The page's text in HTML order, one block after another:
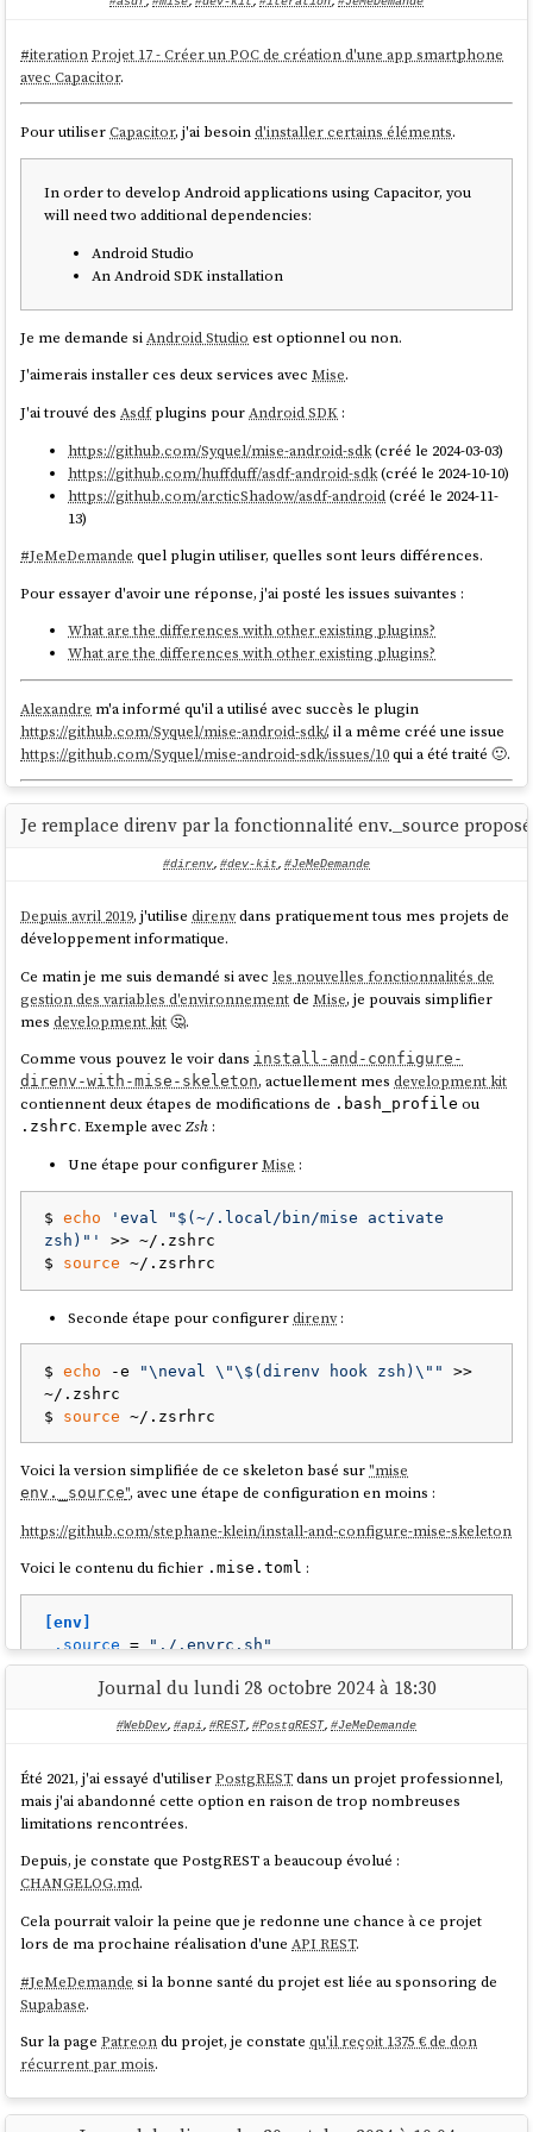
curl: (22) The requested URL returned error:
404
asdf-android: Could not download
ndlinetools-linux-1_latest.zip
mise ERROR failed to install android@1
~/.local/share/mise/plugins/android/bin/downlo
ad exited with non-zero status: exit code 1
mise ERROR Run with --verbose or
tool registry · Issue #6 · arcticShadow/asdf-android · GitHub
À ce moment précis, je me suis dit que je suis en train de tomber dans
unYak!.
Échec avechuffduff/asdf-android-sdk
Je retourne au projethttps://github.com/huffduff/asdf-android-sdk.
$ mise plugin add android-sdk
$ mise ls-remote android-sdk
2.1
J'ai consulté la pagehttps://github.com/AndroidSDKSources/android-
sdk-sources-list
et je ne comprends pas à quoi correspond la version
2.1🤔.
Ensuite, j'ai rencontré ces erreurs :
$ mise install android-sdk latest
mise ERROR latest not found in mise tool
$ mise install android-sdk 2.1
Warning: Errors during XML parse:
Warning: Additionally, the fallback loader
cp: impossible d'évaluer
'/home/stephane/.local/share/mise/downloads/an
droid-sdk/2.1/*': Aucun fichier ou dossier de
ce nom
mise ERROR
~/.local/share/mise/plugins/android-
cp: impossible d'
évaluer
'/home/stephane/.local/share/mise/downloads/an
droid-sdk/2.1/*' : Aucun fichier ou dossier de
ce nom
asdf-android-sdk: Expected
oid-sdk/2.1/cmdline-tools/2.1/bin/sdkmanager
to be executable.
asdf-android-sdk: An error occurred
installing android-sdk 2.1.
mise ERROR
~/.local/share/mise/plugins/android-
exit code 1
mise ERROR Run with --verbose or
Suite à cela, j'ai posté cette issue : "Add mise support? « mise ERROR
latest not found in mise tool registry »"
android-sdket j'installeyq:
https://github.com/Syquel/mise-android-sdk.git
mise plugin:android-sdk ✓
sdk.git#a44eb2b
$ mise ls-remote android-sdk
1.0
#iteration Projet 17 - Créer un POC de création d'une app smartphone
avec Capacitor.
Pour utiliserCapacitor, j'ai besoind'installer certains éléments.
In order to develop Android applications using Capacitor, you
will need two additional dependencies:
Android Studio
An Android SDK installation
Je me demande siAndroid Studio est optionnel ou non.
J'aimerais installer ces deux services avecMise.
J'ai trouvé desAsdfplugins pourAndroid SDK :
https://github.com/Syquel/mise-android-sdk(créé le 2024-03-03)
https://github.com/huffduff/asdf-android-sdk(créé le 2024-10-10)
https://github.com/arcticShadow/asdf-android(créé le 2024-11-
13)
#JeMeDemande quel plugin utiliser, quelles sont leurs différences.
Pour essayer d'avoir une réponse, j'ai posté les issues suivantes :
What are the differences with other existing plugins?
What are the differences with other existing plugins?
Alexandre m'a informé qu'il a utilisé avec succès le plugin
https://github.com/Syquel/mise-android-sdk/, il a même créé une issue
https://github.com/Syquel/mise-android-sdk/issues/10qui a été traité 🙂.
La suite :2024-11-19_1102.
Je remplace direnv par la fonctionnalité env._source
#direnv, #dev-kit, #JeMeDemande
Depuis avril 2019, j'utilisedirenvdans pratiquement tous mes projets de
développement informatique.
Ce matin je me suis demandé si avec les nouvelles fonctionnalités de
gestion des variables d'environnementdeMise, je pouvais simplifier
mesdevelopment kit🤔.
Comme vous pouvez le voir dans install-and-configure-
direnv-with-mise-skeleton, actuellement mesdevelopment kit
contiennent deux étapes de modifications de .bash_profile ou
.zshrc. Exemple avecZsh :
Une étape pour configurerMise :
$ echo
'eval "$(~/.local/bin/mise activate
zsh)"'
>> ~/.zshrc
$ source
Seconde étape pour configurerdirenv:
$ echo -e "\neval \"\$(direnv hook zsh)\""
>>
~/.zshrc
$ source
Voici la version simplifiée de ce skeleton basé sur"mise
env._source", avec une étape de configuration en moins :
https://github.com/stephane-klein/install-and-configure-mise-skeleton
Voici le contenu du fichier .mise.toml :
[env]
_.source = "./.envrc.sh"
et le contenu de.envrc.sh:
J'ai fait le choix de nommer ce fichier.envrc.sh plutôt que.envrc
afin d'éviter des problèmes de compatibilité pour les utilisateurs qui
direnv
J'ai vérifié que les variables d'environnements "parents" sont bien
conservées en cas de changement de variable d'environnement par
Misedans un sous dossier.
JeMeDemande
si je vais rencontrer des régressions par rapport à
direnv🤔.
J'ai décidé d'utiliser
la fonctionnalité env._source
pendant
quelques semaines pour me faire une opinion.
Journal du lundi 28 octobre 2024 à 18:30
#WebDev, #api, #REST , #PostgREST , #JeMeDemande
Été 2021, j'ai essayé d'utiliserPostgRESTdans un projet professionnel,
mais j'ai abandonné cette option en raison de trop nombreuses
limitations rencontrées.
Depuis, je constate que PostgREST a beaucoup évolué :
CHANGELOG.md.
Cela pourrait valoir la peine que je redonne une chance à ce projet
lors de ma prochaine réalisation d'uneAPI REST.
#JeMeDemande si la bonne santé du projet est liée au sponsoring de
Supabase.
Sur la pagePatreondu projet, je constatequ'il reçoit 1375 € de don
récurrent par mois.